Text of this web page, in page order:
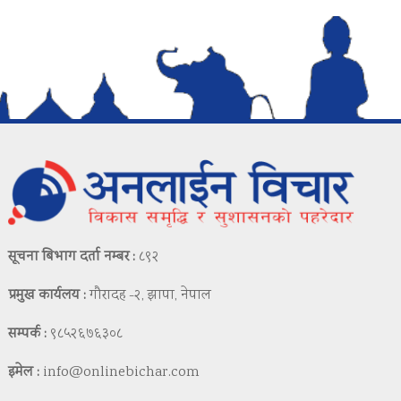
सूचना बिभाग दर्ता नम्बर : ८९२
प्रमुख कार्यलय :गौरादह -२, झापा, नेपाल
सम्पर्क : ९८५२६७६३०८
इमेल : info@onlinebichar.com